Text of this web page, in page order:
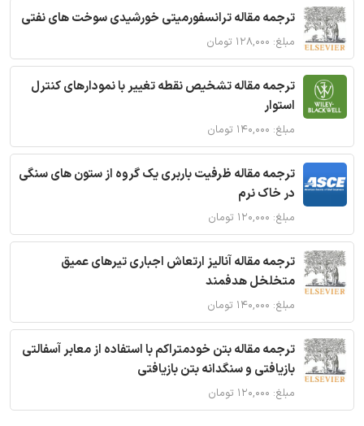
ترجمه مقاله ترانسفورمیتی خورشیدی سوخت های نفتی
مبلغ: ۱۲۸,۰۰۰ تومان
ترجمه مقاله تشخیص نقطه تغییر با نمودارهای کنترل
استوار
مبلغ: ۱۴۰,۰۰۰ تومان
ترجمه مقاله ظرفیت باربری یک گروه از ستون های سنگی
در خاک نرم
مبلغ: ۱۲۰,۰۰۰ تومان
ترجمه مقاله آنالیز ارتعاش اجباری تیرهای عمیق
متخلخل هدفمند
مبلغ: ۱۴۰,۰۰۰ تومان
ترجمه مقاله بتن خودمتراکم با استفاده از معابر آسفالتی
بازیافتی و سنگدانه بتن بازیافتی
مبلغ: ۱۲۰,۰۰۰ تومان